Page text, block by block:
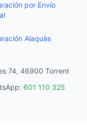
por Envío
Alaquàs
74, 46900 Torrent
601 110 325